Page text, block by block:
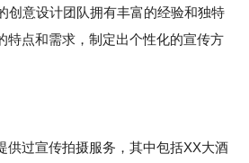
意设计团队拥有丰富的经验和独特
特点和需求，制定出个性化的宣传方
供过宣传拍摄服务，其中包括XX大酒